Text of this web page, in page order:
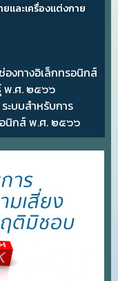
และเครื่องแต่งกาย
งทางอิเล็กทรอนิกส์
พ.ศ. ๒๕๖๖
ะบบสำหรับการ
นิกส์ พ.ศ. ๒๕๖๖